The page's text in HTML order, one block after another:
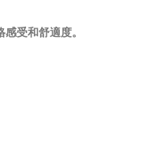
受和舒適度。